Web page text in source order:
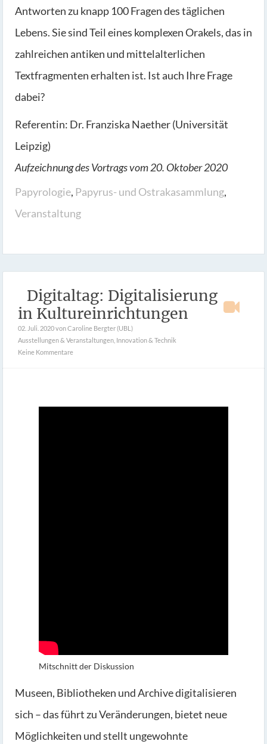
Antworten zu knapp 100 Fragen des täglichen
Lebens. Sie sind Teil eines komplexen Orakels, das in
zahlreichen antiken und mittelalterlichen
Textfragmenten erhalten ist. Ist auch Ihre Frage
dabei?
Referentin: Dr. Franziska Naether (Universität
Leipzig)
Aufzeichnung des Vortrags vom 20. Oktober 2020
Papyrologie, Papyrus- und Ostrakasammlung,
Veranstaltung
Digitaltag: Digitalisierung
in Kultureinrichtungen
02. Juli. 2020von Caroline Bergter (UBL)
Ausstellungen & Veranstaltungen Innovation & Technik
Keine Kommentare
Mitschnitt der Diskussion
Museen, Bibliotheken und Archive digitalisieren
sich – das führt zu Veränderungen, bietet neue
Möglichkeiten und stellt ungewohnte